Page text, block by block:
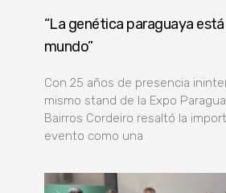
“La genética paraguaya
mundo”
Con 25 años de presencia
mismo stand de la Expo
Bairros Cordeiro resaltó la
evento como una